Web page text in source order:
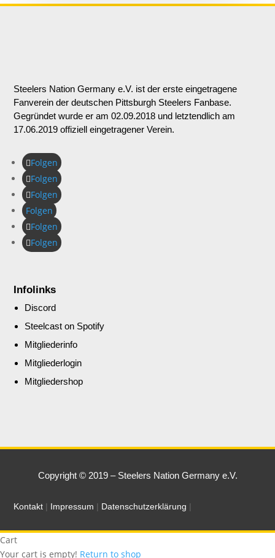
Steelers Nation Germany e.V. ist der erste eingetragene
Fanverein der deutschen Pittsburgh Steelers Fanbase.
Gegründet wurde er am 02.09.2018 und letztendlich am
17.06.2019 offiziell eingetragener Verein.
Folgen
Folgen
Folgen
Folgen
Folgen
Folgen
Infolinks
Discord
Steelcast on Spotify
Mitgliederinfo
Mitgliederlogin
Mitgliedershop
Copyright © 2019 – Steelers Nation Germany e.V.
Kontakt | Impressum | Datenschutzerklärung |
Cart
Your cart is empty! Return to shop